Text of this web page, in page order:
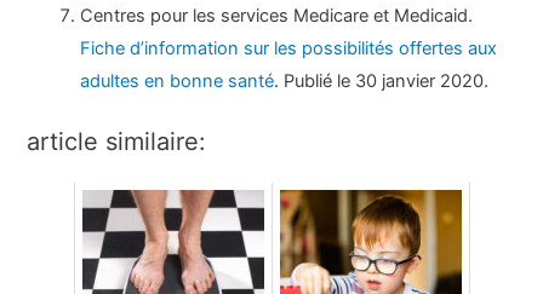
Centres pour les services Medicare et Medicaid.
Fiche d’information sur les possibilités offertes aux
adultes en bonne santé. Publié le 30 janvier 2020.
article similaire: